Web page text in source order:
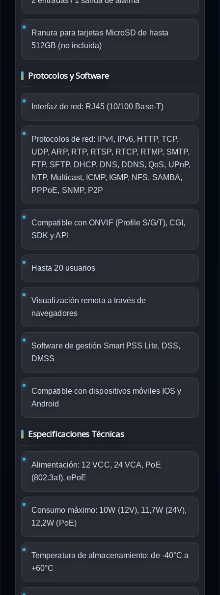
Ranura para tarjetas MicroSD de hasta
512GB (no incluida)
Protocolos y Software
Interfaz de red: RJ45 (10/100 Base-T)
Protocolos de red: IPv4, IPv6, HTTP, TCP,
UDP, ARP, RTP, RTSP, RTCP, RTMP, SMTP,
FTP, SFTP, DHCP, DNS, DDNS, QoS, UPnP,
NTP, Multicast, ICMP, IGMP, NFS, SAMBA,
PPPoE, SNMP, P2P
Compatible con ONVIF (Profile S/G/T), CGI,
SDK y API
Hasta 20 usuarios
Visualización remota a través de
navegadores
Software de gestión Smart PSS Lite, DSS,
DMSS
Compatible con dispositivos móviles IOS y
Android
Especificaciones Técnicas
Alimentación: 12 VCC, 24 VCA, PoE
(802.3af), ePoE
Consumo máximo: 10W (12V), 11,7W (24V),
12,2W (PoE)
Temperatura de almacenamiento: de -40°C a
+60°C